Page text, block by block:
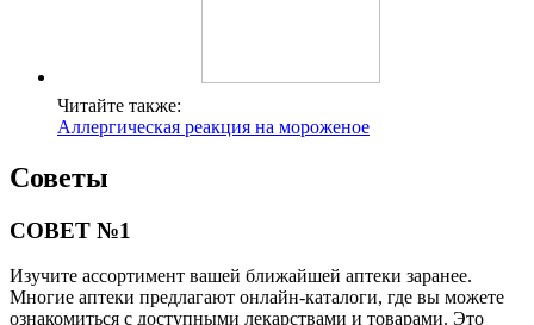
Читайте также:
Аллергическая реакция на мороженое
Советы
СОВЕТ №1
Изучите ассортимент вашей ближайшей аптеки заранее.
Многие аптеки предлагают онлайн-каталоги, где вы можете
ознакомиться с доступными лекарствами и товарами. Это